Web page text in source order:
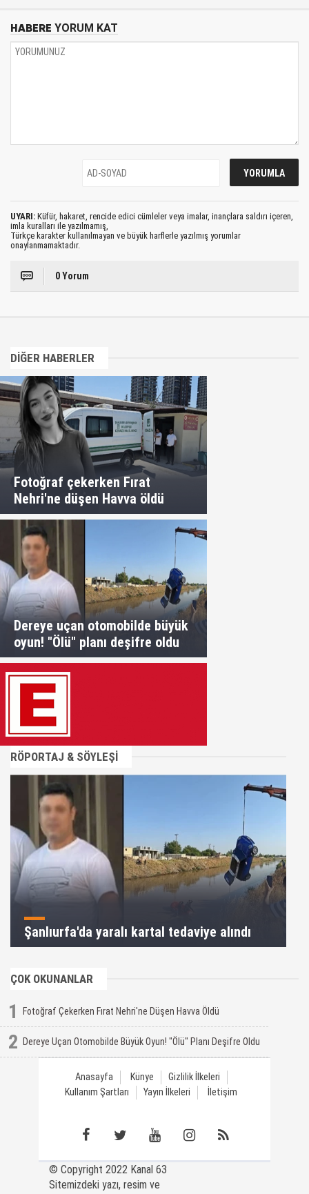
HABERE YORUM KAT
UYARI: Küfür, hakaret, rencide edici cümleler veya imalar, inançlara saldırı içeren,
imla kuralları ile yazılmamış,
Türkçe karakter kullanılmayan ve büyük harflerle yazılmış yorumlar
onaylanmamaktadır.
0 Yorum
DİĞER HABERLER
Fotoğraf çekerken Fırat
Nehri'ne düşen Havva öldü
Dereye uçan otomobilde büyük
oyun! "Ölü" planı deşifre oldu
RÖPORTAJ & SÖYLEŞİ
Şanlıurfa'da yaralı kartal tedaviye alındı
ÇOK OKUNANLAR
1 Fotoğraf Çekerken Fırat Nehri'ne Düşen Havva Öldü
2 Dereye Uçan Otomobilde Büyük Oyun! "Ölü" Planı Deşifre Oldu
Anasayfa Künye
Gizlilik İlkeleri
Kullanım Şartları
Yayın İlkeleri İletişim
© Copyright 2022 Kanal 63
Sitemizdeki yazı, resim ve